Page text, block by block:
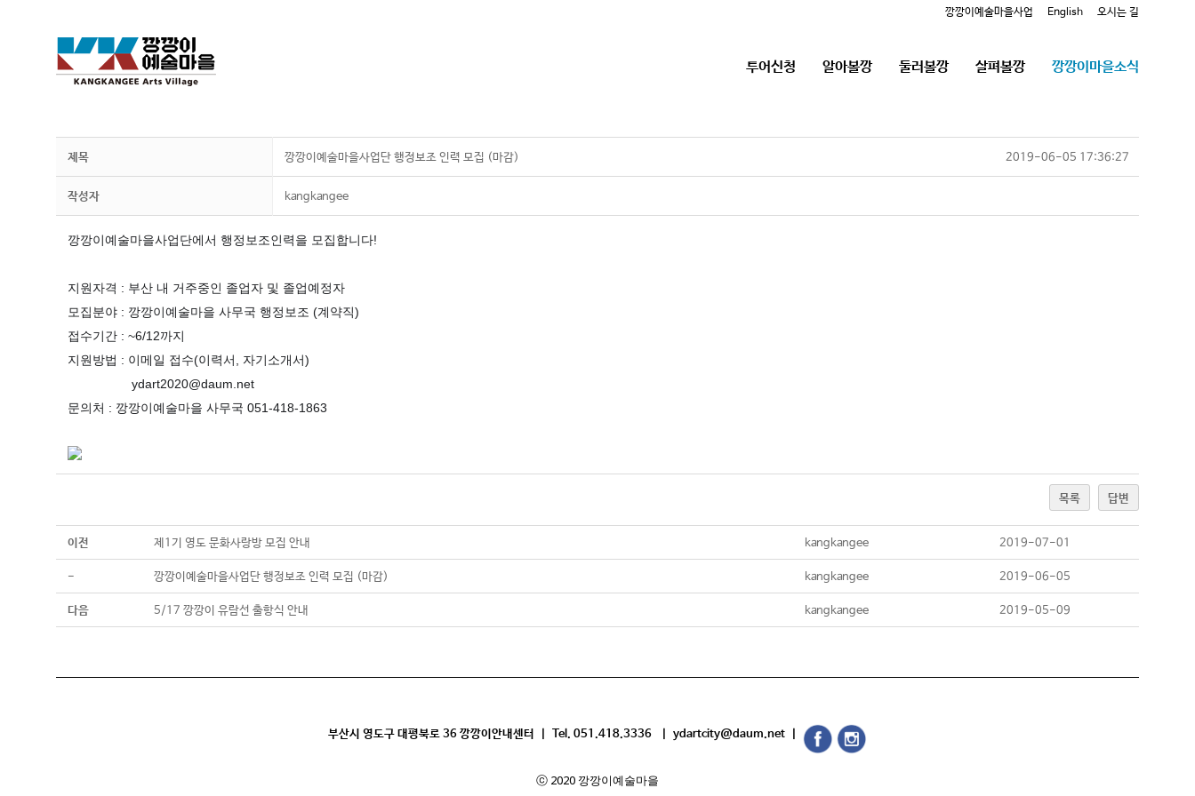
깡깡이예술마을사업 English 오시는 길
투어신청 알아볼깡 둘러볼깡 살펴볼깡 깡깡이마을소식
제목 깡깡이예술마을사업단 행정보조 인력 모집 (마감) 2019-06-05 17:36:27
작성자 kangkangee
깡깡이예술마을사업단에서 행정보조인력을 모집합니다!
지원자격 : 부산 내 거주중인 졸업자 및 졸업예정자
모집분야 : 깡깡이예술마을 사무국 행정보조 (계약직)
접수기간 : ~6/12까지
지원방법 : 이메일 접수(이력서, 자기소개서)
ydart2020@daum.net
문의처 : 깡깡이예술마을 사무국 051-418-1863
목록 답변
이전 제1기 영도 문화사랑방 모집 안내 kangkangee 2019-07-01
- 깡깡이예술마을사업단 행정보조 인력 모집 (마감) kangkangee 2019-06-05
다음 5/17 깡깡이 유람선 출항식 안내 kangkangee 2019-05-09
부산시 영도구 대평북로 36 깡깡이안내센터 | Tel. 051.418.3336 | ydartcity@daum.net |
ⓒ 2020 깡깡이예술마을